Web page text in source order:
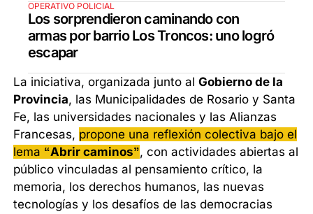
OPERATIVO POLICIAL
Los sorprendieron caminando con
armas por barrio Los Troncos: uno logró
escapar
La iniciativa, organizada junto alGobierno de la
Provincia, las Municipalidades de Rosario y Santa
Fe, las universidades nacionales y las Alianzas
Francesas, propone una reflexión colectiva bajo el
lema “Abrir caminos”, con actividades abiertas al
público vinculadas al pensamiento crítico, la
memoria, los derechos humanos, las nuevas
tecnologías y los desafíos de las democracias